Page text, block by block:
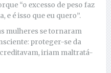
“o excesso de peso faz
e é isso que eu quero”.
mulheres se tornaram
proteger-se da
iriam maltratá-